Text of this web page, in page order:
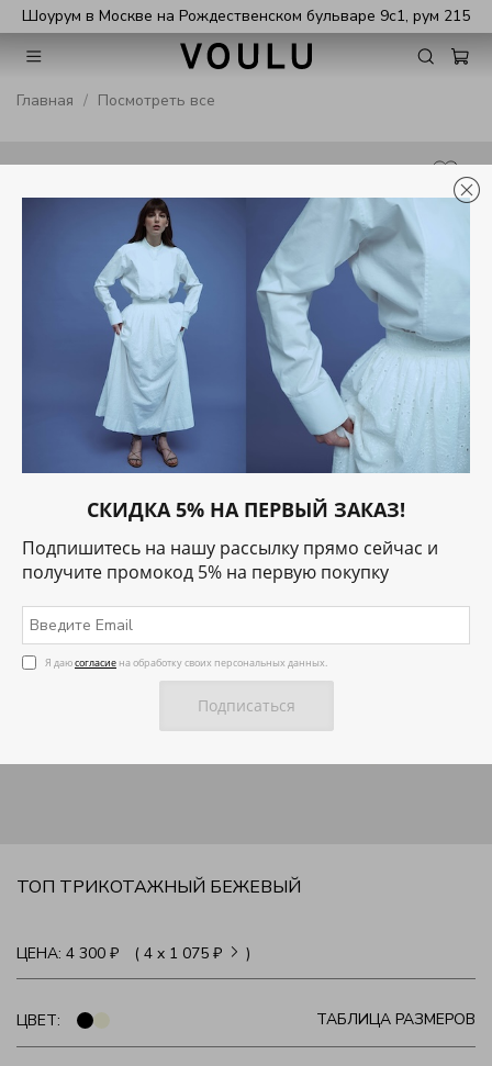
Шоурум в Москве на Рождественском бульваре 9с1, рум 215
Главная Посмотреть все
ТОП ТРИКОТАЖНЫЙ БЕЖЕВЫЙ
ЦЕНА: 4 300 ₽ ( 4 x 1 075 ₽ )
ЦВЕТ: ТАБЛИЦА РАЗМЕРОВ
СКИДКА 5% НА ПЕРВЫЙ ЗАКАЗ!
Подпишитесь на нашу рассылку прямо сейчас и
получите промокод 5% на первую покупку
Я даюсогласие на обработку своих персональных данных.